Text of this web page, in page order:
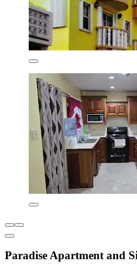
Paradise Apartment and